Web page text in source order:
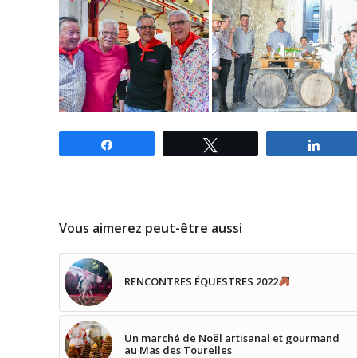
Vous aimerez peut-être aussi
RENCONTRES ÉQUESTRES 2022
Un marché de Noël artisanal et gourmand
au Mas des Tourelles